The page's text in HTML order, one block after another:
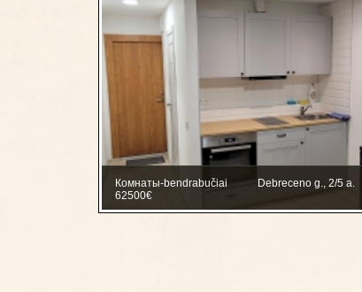
Комнаты-bendrabučiai
Debreceno g., 2/5 a.
62500€